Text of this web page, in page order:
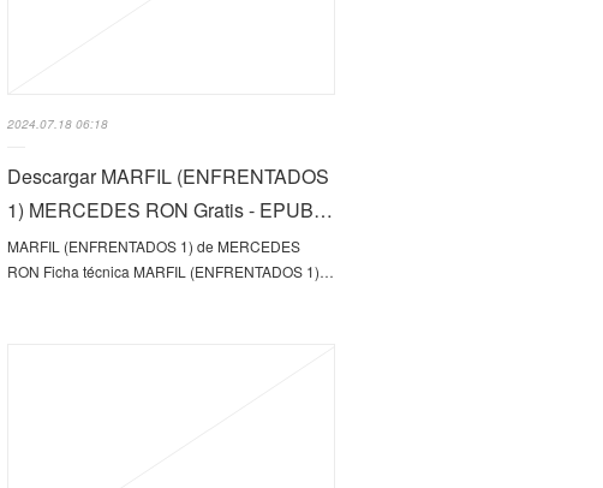
2024.07.18 06:18
Descargar MARFIL (ENFRENTADOS
1) MERCEDES RON Gratis - EPUB…
MARFIL (ENFRENTADOS 1) de MERCEDES
RON Ficha técnica MARFIL (ENFRENTADOS 1)…